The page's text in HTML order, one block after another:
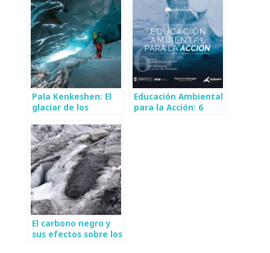
Pala Kenkeshen: El
glaciar de los
que sigue vivo
Educación Ambiental
para la Acción: 6
El carbono negro y
sus efectos sobre los